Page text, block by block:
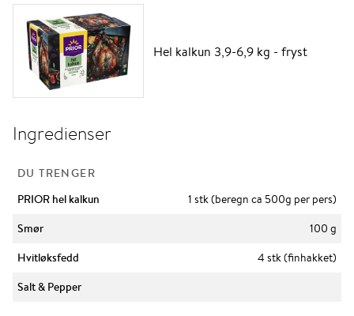
Hel kalkun 3,9-6,9 kg - fryst
Ingredienser
DU TRENGER
PRIOR hel kalkun
1 stk (beregn ca 500g per pers)
Smør
100 g
Hvitløksfedd
4 stk (finhakket)
Salt & Pepper